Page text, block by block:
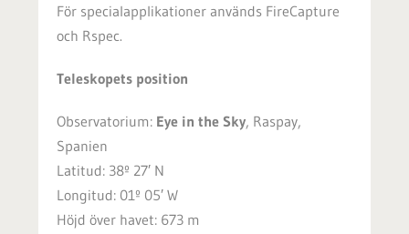
För specialapplikationer används FireCapture
och Rspec.
Teleskopets position
Observatorium: Eye in the Sky, Raspay,
Spanien
Latitud: 38º 27′ N
Longitud: 01º 05′ W
Höjd över havet: 673 m